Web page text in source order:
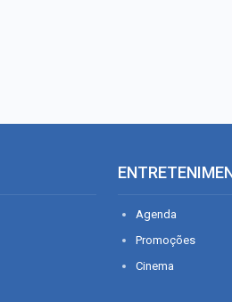
Agenda
Promoções
Cinema